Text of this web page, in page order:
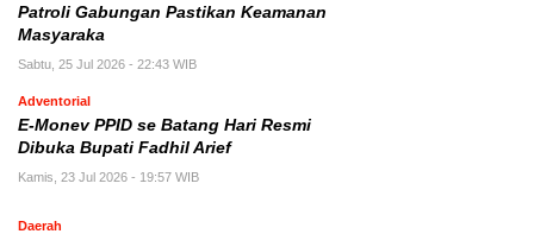
Patroli Gabungan Pastikan Keamanan
Masyaraka
Sabtu, 25 Jul 2026 - 22:43 WIB
Adventorial
E-Monev PPID se Batang Hari Resmi
Dibuka Bupati Fadhil Arief
Kamis, 23 Jul 2026 - 19:57 WIB
Daerah